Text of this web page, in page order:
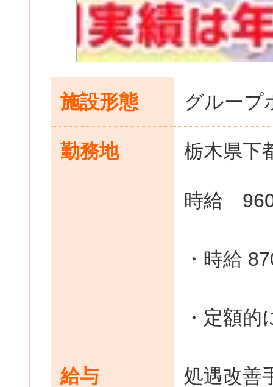
施設形態 グループ
勤務地 栃木県下
給与
時給
・時給
・定額
処遇改善